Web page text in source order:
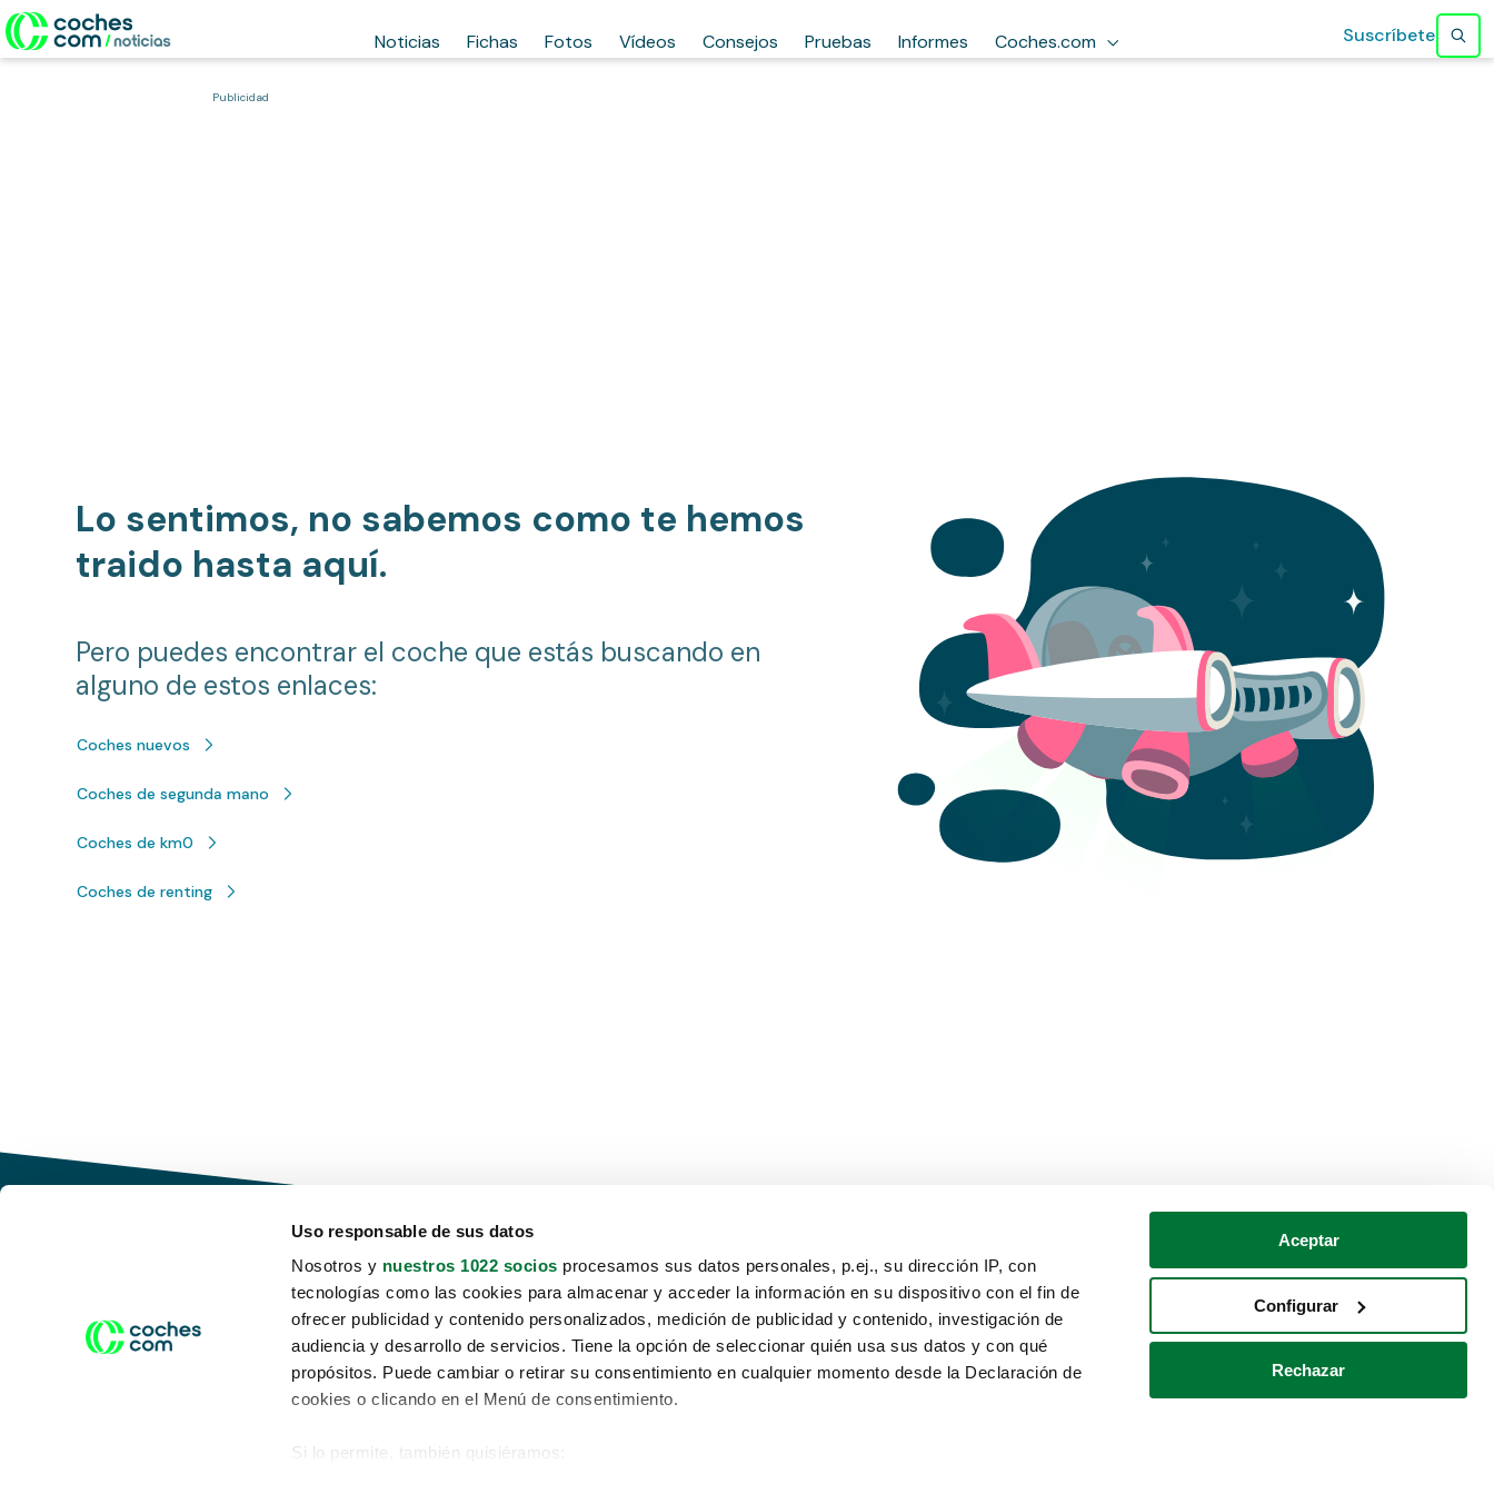
Uso responsable de sus datos
Nosotros y nuestros 1022 socios procesamos sus datos personales, p.ej., su dirección IP, con
tecnologías como las cookies para almacenar y acceder la información en su dispositivo con el fin de
ofrecer publicidad y contenido personalizados, medición de publicidad y contenido, investigación de
audiencia y desarrollo de servicios. Tiene la opción de seleccionar quién usa sus datos y con qué
propósitos. Puede cambiar o retirar su consentimiento en cualquier momento desde la Declaración de
cookies o clicando en el Menú de consentimiento.
Si lo permite, también quisiéramos:
Aceptar
Configurar
Rechazar
Noticias Fichas Fotos Vídeos Consejos Pruebas Informes Coches.com Suscríbete
Publicidad
Lo sentimos, no sabemos como te hemos
traido hasta aquí.
Pero puedes encontrar el coche que estás buscando en
alguno de estos enlaces:
Coches nuevos
Coches de segunda mano
Coches de km0
Coches de renting
Conduce tu futuro,
desata tu movilidad